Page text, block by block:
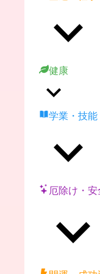
健康
学業・技能
厄除け・安